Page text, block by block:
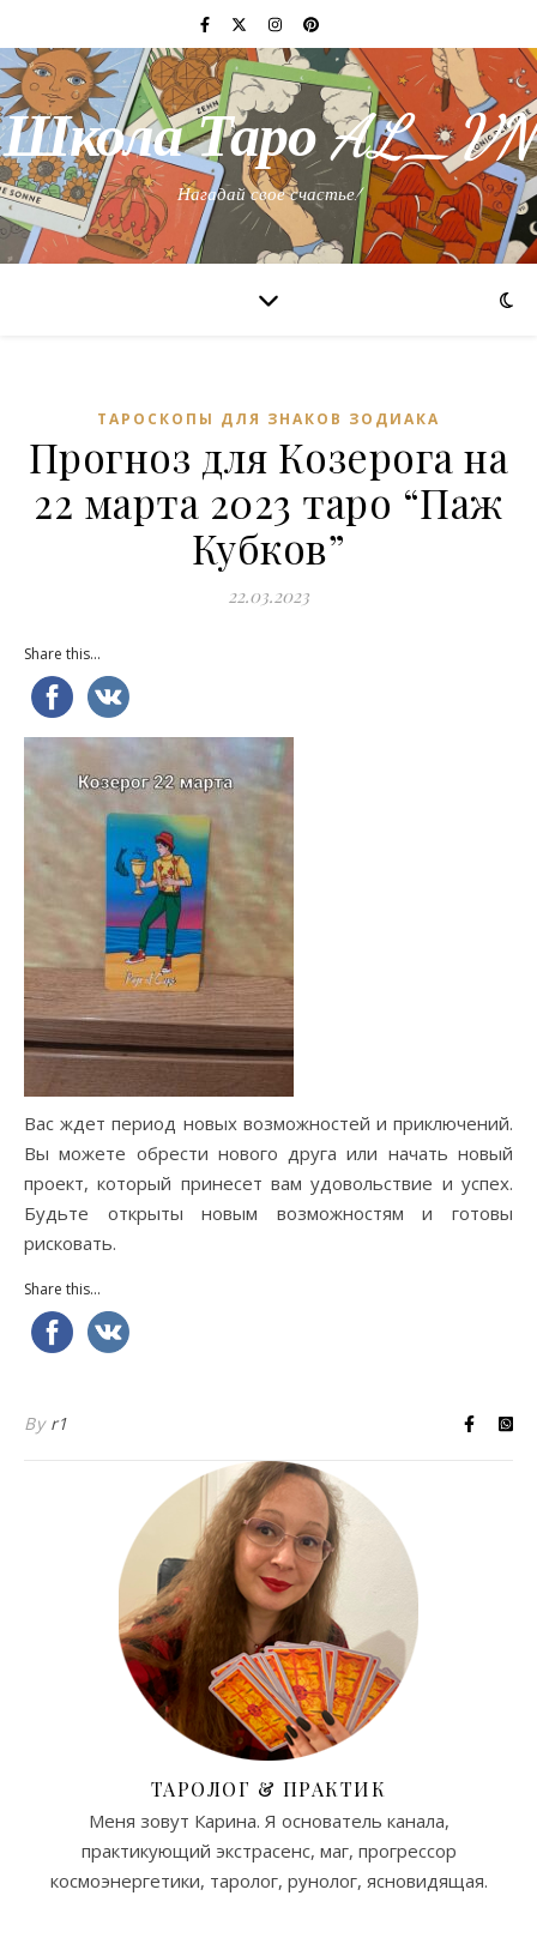
Школа Таро AL_VN
Нагадай свое счастье!
ТАРОСКОПЫ ДЛЯ ЗНАКОВ ЗОДИАКА
Прогноз для Козерога на
22 марта 2023 таро “Паж
Кубков”
22.03.2023
Share this...
Вас ждет период новых возможностей и приключений.
Вы можете обрести нового друга или начать новый
проект, который принесет вам удовольствие и успех.
Будьте открыты новым возможностям и готовы
рисковать.
Share this...
By r1
ТАРОЛОГ & ПРАКТИК
Меня зовут Карина. Я основатель канала,
практикующий экстрасенс, маг, прогрессор
космоэнергетики, таролог, рунолог, ясновидящая.